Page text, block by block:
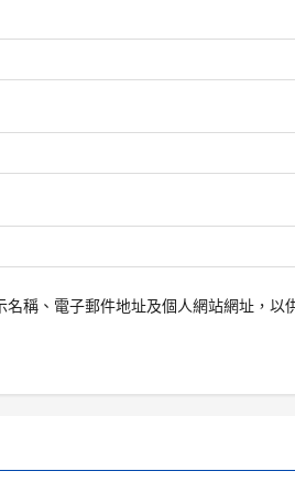
名稱、電子郵件地址及個人網站網址，以